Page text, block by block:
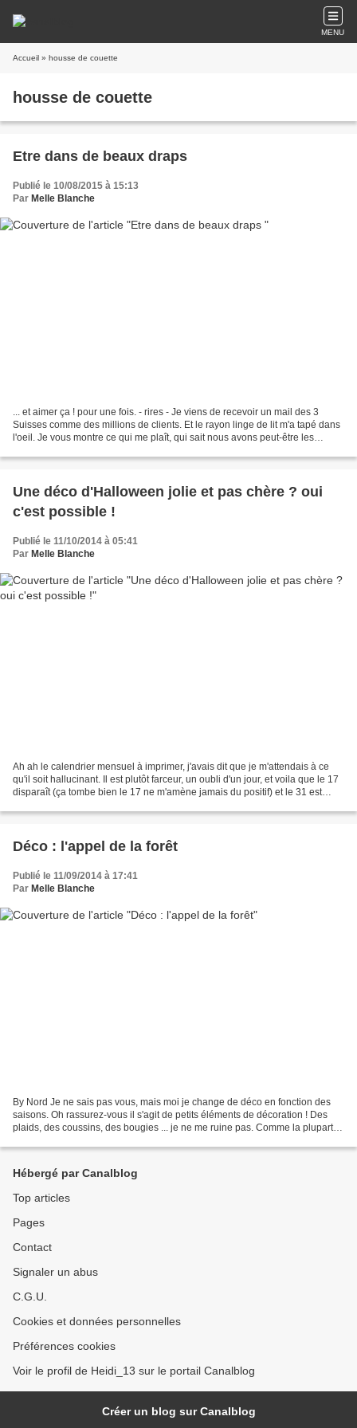
MENU
Accueil » housse de couette
housse de couette
Etre dans de beaux draps
Publié le 10/08/2015 à 15:13
Par Melle Blanche
... et aimer ça ! pour une fois. - rires - Je viens de recevoir un mail des 3
Suisses comme des millions de clients. Et le rayon linge de lit m'a tapé dans
l'oeil. Je vous montre ce qui me plaît, qui sait nous avons peut-être les
Une déco d'Halloween jolie et pas chère ? oui
c'est possible !
Publié le 11/10/2014 à 05:41
Par Melle Blanche
Ah ah le calendrier mensuel à imprimer, j'avais dit que je m'attendais à ce
qu'il soit hallucinant. Il est plutôt farceur, un oubli d'un jour, et voila que le 17
disparaît (ça tombe bien le 17 ne m'amène jamais du positif) et le 31 est
Déco : l'appel de la forêt
Publié le 11/09/2014 à 17:41
Par Melle Blanche
By Nord Je ne sais pas vous, mais moi je change de déco en fonction des
saisons. Oh rassurez-vous il s'agit de petits éléments de décoration ! Des
plaids, des coussins, des bougies ... je ne me ruine pas. Comme la plupart
Hébergé par Canalblog
Top articles
Pages
Contact
Signaler un abus
C.G.U.
Cookies et données personnelles
Préférences cookies
Voir le profil de Heidi_13 sur le portail Canalblog
Créer un blog sur Canalblog